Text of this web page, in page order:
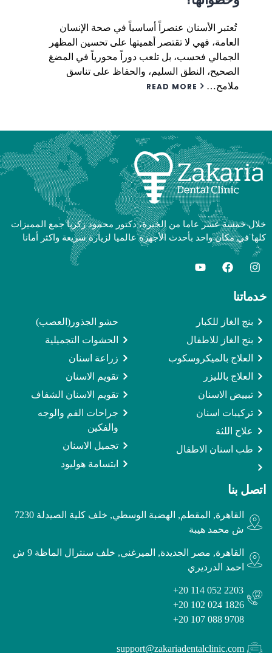
تُعتبر الأسنان عنصراً أساسياً في صحة الإنسان
العامة، فهي لا تقتصر أهميتها على تحسين المظهر
الجمالي فحسب، بل تلعب دوراً محورياً في المضغ
الصحيح، النطق السليم، والحفاظ على تناسق
ملامح…
READ MORE
خلال خمسة عشر عاما من الخبرة، دكتور محمود زكريا جمع المميزات
كلها في مكان واحد بأحدث الأجهزة عالميا لزيارة سريعة واكثر أمانا
خدماتنا
بنج الغاز للكبار
بنج الغاز للاطفال
العلاج بالميكروسكوب
العلاج بالليزر
تبييض الاسنان
تركيبات اسنان
علاج اللثة
طب اسنان الاطفال
حشو الجذور(العصب)
الحشوات التجميلية
زراعة اسنان
تقويم الاسنان
تقويم الاسنان الشفاف
جراحات الفم والوجه
والفكين
تجميل الاسنان
ابتسامة هوليود
اتصل بنا
القاهرة, المقطم, الهضبة الوسطي, خلف كلية الصيدلة 7230
ش محمد هيبة
القاهرة, مصر الجديدة, الميرغني, خلف سنترال الماظة 9 ش
احمد الدرديري
+20 114 052 2203
+20 102 024 1826
+20 107 088 9708
support@zakariadentalclinic.com